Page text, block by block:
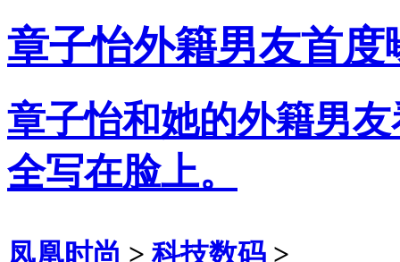
章子怡外籍男友首度
章子怡和她的外籍男
全写在脸上。
凤凰时尚 > 科技数码 >